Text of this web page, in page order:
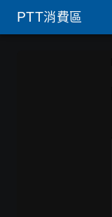
PTT消費區